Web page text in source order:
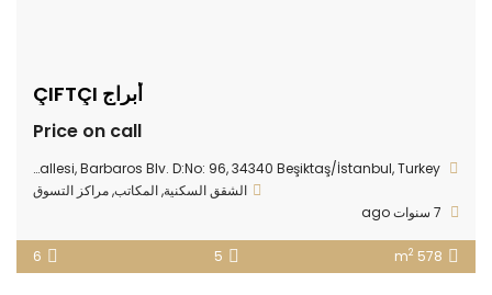
أبراج ÇIFTÇI
Price on call
Nisbetiye Mahallesi, Barbaros Blv. D:No: 96, 34340 Beşiktaş/İstanbul, Turkey
الشقق السكنية,المكاتب,مراكز التسوق
578 m
2
5
6